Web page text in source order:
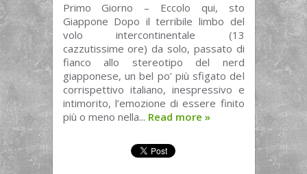
Primo Giorno – Eccolo qui, sto
Giappone Dopo il terribile limbo del
volo intercontinentale (13
cazzutissime ore) da solo, passato di
fianco allo stereotipo del nerd
giapponese, un bel po’ più sfigato del
corrispettivo italiano, inespressivo e
intimorito, l’emozione di essere finito
più o meno nella... Read more »